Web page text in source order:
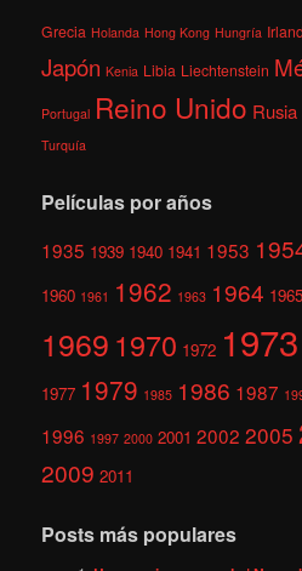
Grecia Holanda Hong Kong Hungría
Japón Kenia Libia Liechtenstein
Portugal Reino Unido Rusia
Turquía
Películas por años
1935 1939 1940 1941 1953
1960 1961 1962 1963 1964 1965
1969 1970 1972 1973
1977 1979 1985 1986 1987
1996 1997 2000 2001 2002 2005
2009 2011
Posts más populares